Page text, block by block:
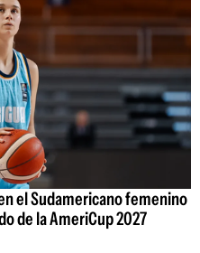
el Sudamericano femenino
de la AmeriCup 2027